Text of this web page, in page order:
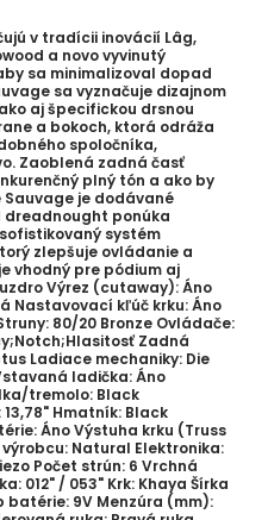
v tradícii inovácií Lâg,
a novo vyvinutý
sa minimalizoval dopad
sa vyznačuje dizajnom
aj špecifickou drsnou
a bokoch, ktorá odráža
spoločníka,
Zaoblená zadná časť
plný tón a ako by
je dodávané
dreadnought ponúka
systém
zlepšuje ovládanie a
vhodný pre pódium aj
Výrez (cutaway): Áno
Nastavovací kľúč krku: Áno
80/20 Bronze Ovládače:
Zadná
Ladiace mechaniky: Die
ladička: Áno
tremolo: Black
Hmatník: Black
Áno Výstuha krku (Truss
Natural Elektronika:
Počet strún: 6 Vrchná
012" / 053" Krk: Khaya Šírka
batérie: 9V Menzúra (mm):